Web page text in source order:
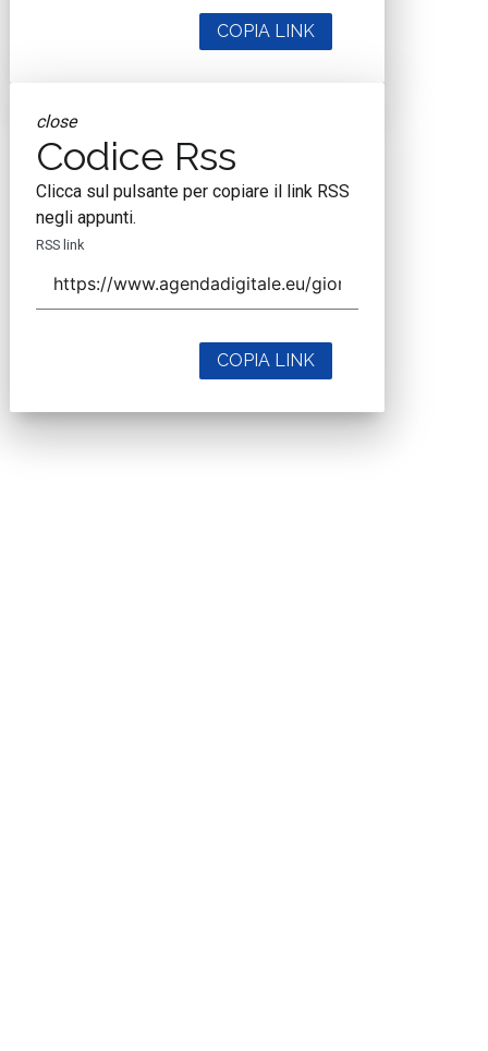
COPIA LINK
close
Codice Rss
Clicca sul pulsante per copiare il link RSS
negli appunti.
RSS link
COPIA LINK